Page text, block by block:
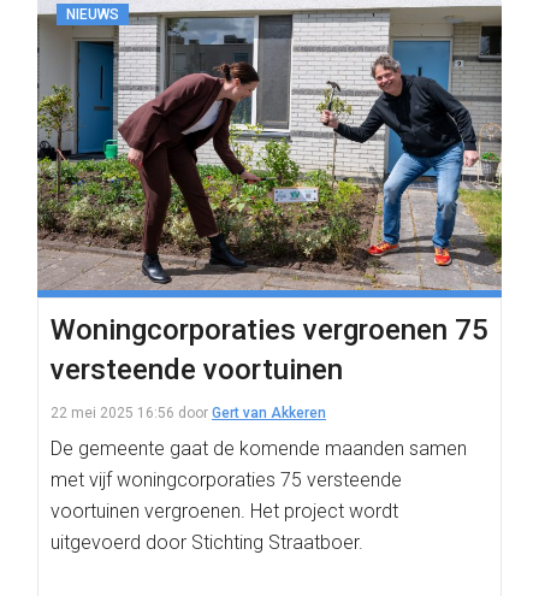
NIEUWS
Woningcorporaties vergroenen 75
versteende voortuinen
22 mei 2025 16:56 door Gert van Akkeren
De gemeente gaat de komende maanden samen
met vijf woningcorporaties 75 versteende
voortuinen vergroenen. Het project wordt
uitgevoerd door Stichting Straatboer.